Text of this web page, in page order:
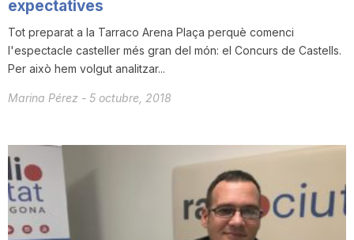
expectatives
Tot preparat a la Tarraco Arena Plaça perquè comenci
l'espectacle casteller més gran del món: el Concurs de Castells.
Per això hem volgut analitzar...
Marina Pérez - 5 octubre, 2018